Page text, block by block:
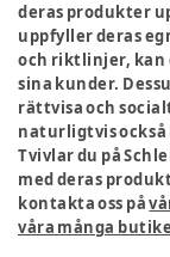
deras produkter
uppfyller deras
och riktlinjer, kan
sina kunder.
rättvisa och
naturligtvis
Tvivlar du på
med deras
kontakta oss på
våra många